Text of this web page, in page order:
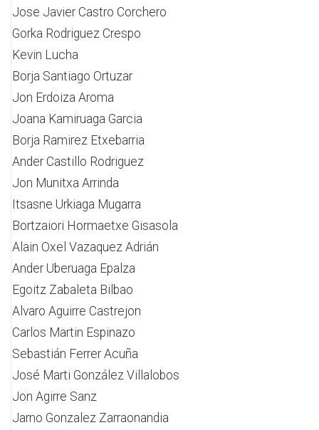
Jose Javier Castro Corchero
Gorka Rodriguez Crespo
Kevin Lucha
Borja Santiago Ortuzar
Jon Erdoiza Aroma
Joana Kamiruaga Garcia
Borja Ramirez Etxebarria
Ander Castillo Rodriguez
Jon Munitxa Arrinda
Itsasne Urkiaga Mugarra
Bortzaiori Hormaetxe Gisasola
Alain Oxel Vazaquez Adrián
Ander Uberuaga Epalza
Egoitz Zabaleta Bilbao
Alvaro Aguirre Castrejon
Carlos Martin Espinazo
Sebastián Ferrer Acuña
José Marti González Villalobos
Jon Agirre Sanz
Jarno Gonzalez Zarraonandia